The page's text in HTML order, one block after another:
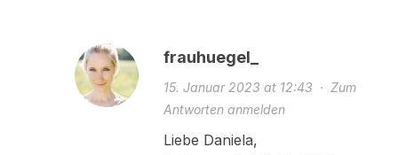
frauhuegel_
15. Januar 2023 at 12:43 · Zum
Antworten anmelden
Liebe Daniela,